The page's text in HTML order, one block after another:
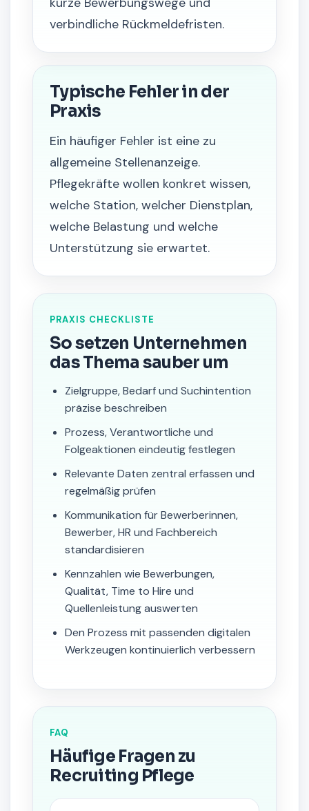
verbindliche Rückmeldefristen.
Typische Fehler in der
Praxis
Ein häufiger Fehler ist eine zu
allgemeine Stellenanzeige.
Pflegekräfte wollen konkret wissen,
welche Station, welcher Dienstplan,
welche Belastung und welche
Unterstützung sie erwartet.
PRAXIS CHECKLISTE
So setzen Unternehmen
das Thema sauber um
Zielgruppe, Bedarf und Suchintention
präzise beschreiben
Prozess, Verantwortliche und
Folgeaktionen eindeutig festlegen
Relevante Daten zentral erfassen und
regelmäßig prüfen
Kommunikation für Bewerberinnen,
Bewerber, HR und Fachbereich
standardisieren
Kennzahlen wie Bewerbungen,
Qualität, Time to Hire und
Quellenleistung auswerten
Den Prozess mit passenden digitalen
Werkzeugen kontinuierlich verbessern
FAQ
Häufige Fragen zu
Recruiting Pflege